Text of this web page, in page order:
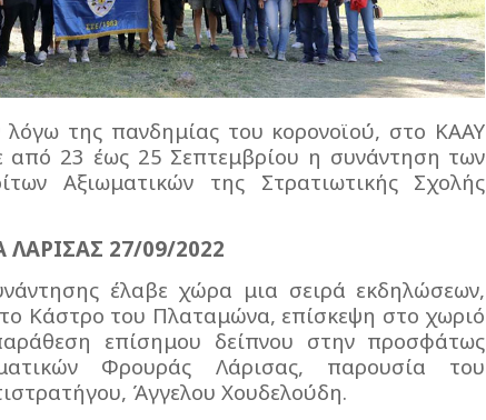
της πανδημίας του κορονοϊού, στο ΚΑΑΥ
23 έως 25 Σεπτεμβρίου η συνάντηση των
Αξιωματικών της Στρατιωτικής Σχολής
27/09/2022
έλαβε χώρα μια σειρά εκδηλώσεων,
Κάστρο του Πλαταμώνα, επίσκεψη στο χωριό
επίσημου δείπνου στην προσφάτως
Φρουράς Λάρισας, παρουσία του
Άγγελου Χουδελούδη.